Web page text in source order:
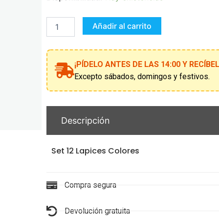
Colores
estuche
cantidad
Añadir al carrito
¡PÍDELO ANTES DE LAS 14:00 Y
Excepto sábados, domingos y festivos.
Descripción
Set 12 Lapices Colores
Compra segura
Devolución gratuita